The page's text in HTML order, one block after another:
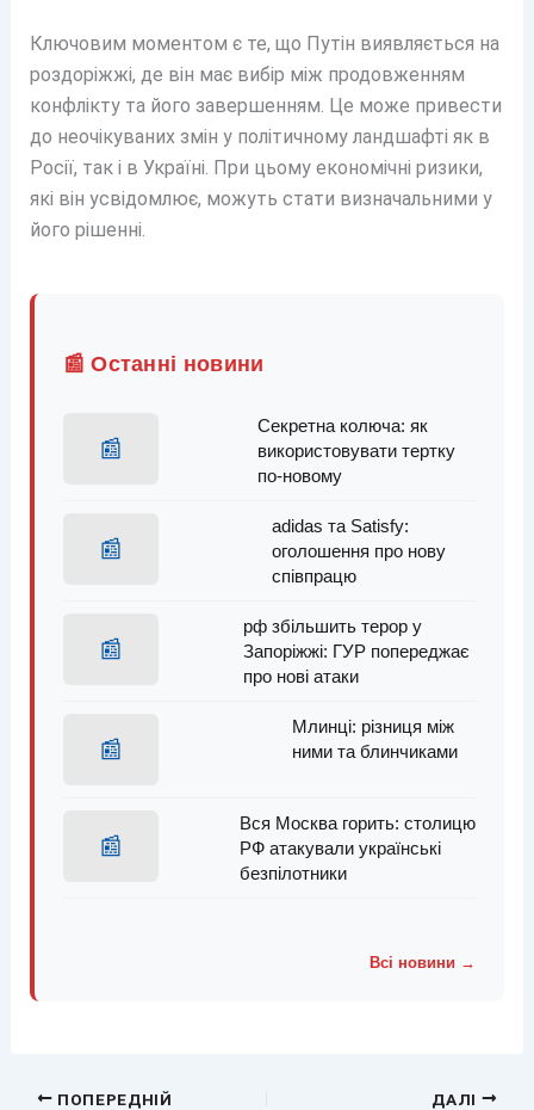
Ключовим моментом є те, що Путін виявляється на
роздоріжжі, де він має вибір між продовженням
конфлікту та його завершенням. Це може привести
до неочікуваних змін у політичному ландшафті як в
Росії, так і в Україні. При цьому економічні ризики,
які він усвідомлює, можуть стати визначальними у
його рішенні.
📰 Останні новини
📰
Секретна колюча: як
використовувати тертку
по-новому
📰
adidas та Satisfy:
оголошення про нову
співпрацю
📰
рф збільшить терор у
Запоріжжі: ГУР попереджає
про нові атаки
📰
Млинці: різниця між
ними та блинчиками
📰
Вся Москва горить: столицю
РФ атакували українські
безпілотники
Всі новини →
ПОПЕРЕДНІЙ ДАЛІ